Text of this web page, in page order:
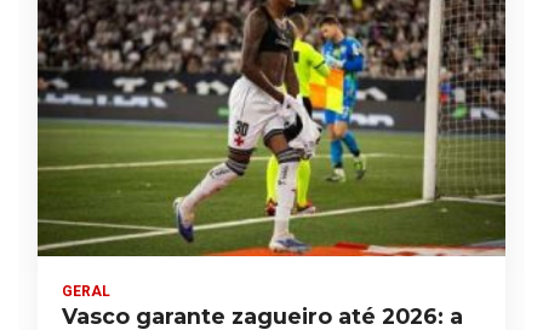
GERAL
Vasco garante zagueiro até 2026: a